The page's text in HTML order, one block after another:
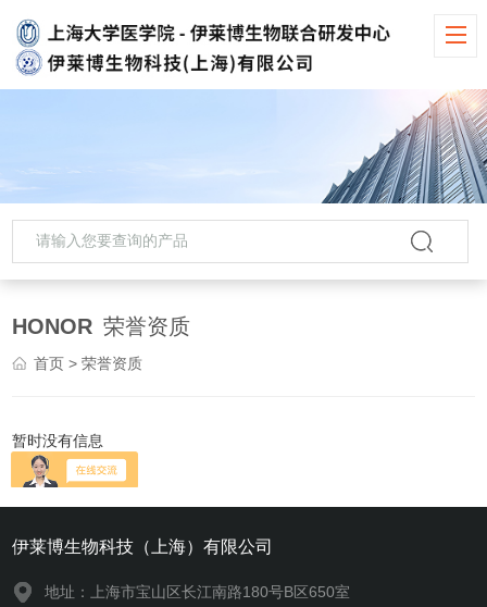
HONOR 荣誉资质
首页 > 荣誉资质
暂时没有信息
伊莱博生物科技（上海）有限公司
地址：上海市宝山区长江南路180号B区650室